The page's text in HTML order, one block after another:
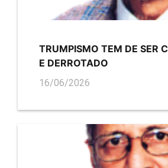
TRUMPISMO TEM DE SER
E DERROTADO
16/06/2026